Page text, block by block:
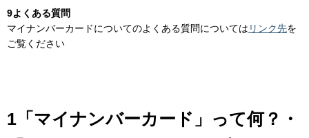
9よくある質問
マイナンバーカードについてのよくある質問については リンク先を
ご覧ください
1「マイナンバーカード」って何？・